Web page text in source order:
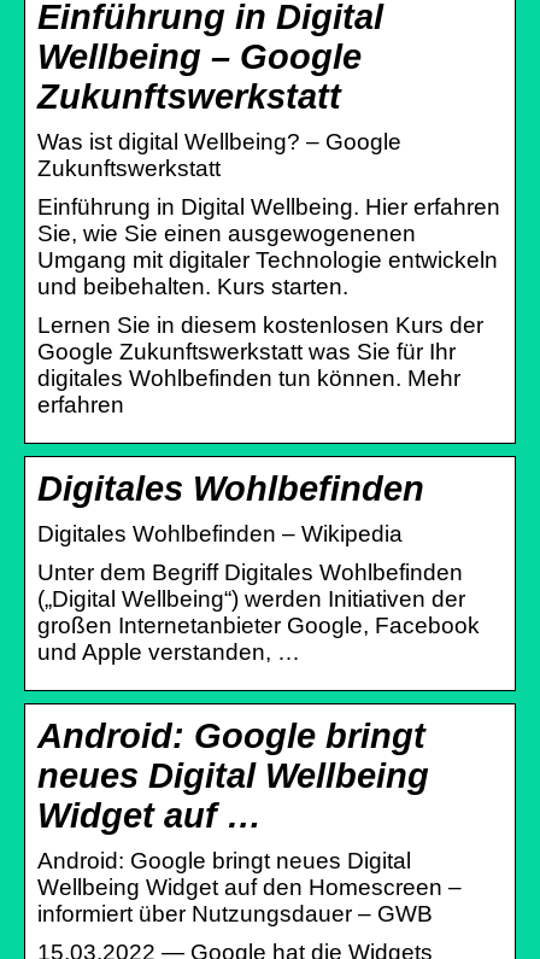
Einführung in Digital
Wellbeing – Google
Zukunftswerkstatt
Was ist digital Wellbeing? – Google
Zukunftswerkstatt
Einführung in Digital Wellbeing. Hier erfahren
Sie, wie Sie einen ausgewogenenen
Umgang mit digitaler Technologie entwickeln
und beibehalten. Kurs starten.
Lernen Sie in diesem kostenlosen Kurs der
Google Zukunftswerkstatt was Sie für Ihr
digitales Wohlbefinden tun können. Mehr
erfahren
Digitales Wohlbefinden
Digitales Wohlbefinden – Wikipedia
Unter dem Begriff Digitales Wohlbefinden
(„Digital Wellbeing“) werden Initiativen der
großen Internetanbieter Google, Facebook
und Apple verstanden, …
Android: Google bringt
neues Digital Wellbeing
Widget auf …
Android: Google bringt neues Digital
Wellbeing Widget auf den Homescreen –
informiert über Nutzungsdauer – GWB
15.03.2022 — Google hat die Widgets